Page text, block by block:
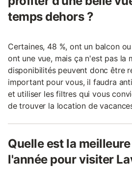
temps dehors ?
Certaines, 48 %, ont un balcon
ont une vue, mais ça n'est pas la
disponibilités peuvent donc être
important pour vous, il faudra
et utiliser les filtres qui vous
de trouver la location de
Quelle est la
l'année pour visiter